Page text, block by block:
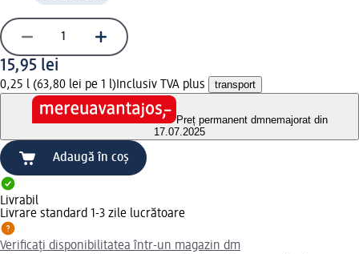
15,95 lei
0,25 l (63,80 lei pe 1 l) Inclusiv TVA plus transport
Preț permanent dmnemajorat din
17.07.2025
Adaugă în coș
Livrabil
Livrare standard 1-3 zile lucrătoare
Verificați disponibilitatea într-un magazin dm